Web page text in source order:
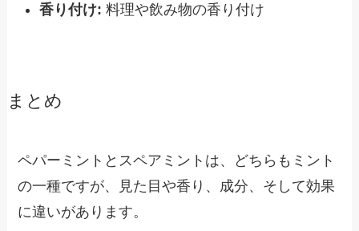
香り付け: 料理や飲み物の香り付け
まとめ
ペパーミントとスペアミントは、どちらもミント
の一種ですが、見た目や香り、成分、そして効果
に違いがあります。